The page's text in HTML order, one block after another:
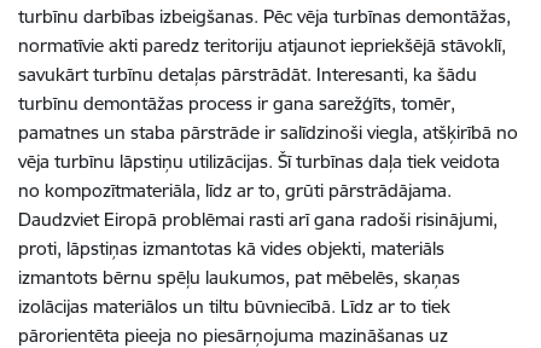
turbīnu darbības izbeigšanas. Pēc vēja turbīnas demontāžas,
normatīvie akti paredz teritoriju atjaunot iepriekšējā stāvoklī,
savukārt turbīnu detaļas pārstrādāt. Interesanti, ka šādu
turbīnu demontāžas process ir gana sarežģīts, tomēr,
pamatnes un staba pārstrāde ir salīdzinoši viegla, atšķirībā no
vēja turbīnu lāpstiņu utilizācijas. Šī turbīnas daļa tiek veidota
no kompozītmateriāla, līdz ar to, grūti pārstrādājama.
Daudzviet Eiropā problēmai rasti arī gana radoši risinājumi,
proti, lāpstiņas izmantotas kā vides objekti, materiāls
izmantots bērnu spēļu laukumos, pat mēbelēs, skaņas
izolācijas materiālos un tiltu būvniecībā. Līdz ar to tiek
pārorientēta pieeja no piesārņojuma mazināšanas uz